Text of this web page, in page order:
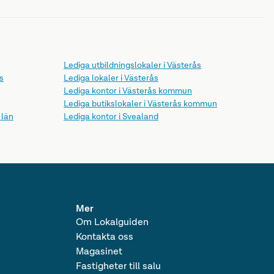
Lediga utbildningslokaler i Västerås
Lediga lokaler i Västerås
Lediga kontor i Västerås kommun
Lediga butikslokaler i Västerås kommun
Lediga kontor i Svealand
Lediga utbildningslokaler
Mer
Om Lokalguiden
Kontakta oss
Magasinet
Fastigheter till salu